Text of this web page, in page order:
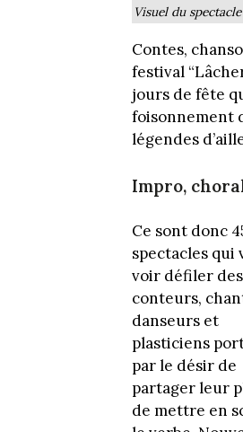
Visuel du
Contes,
festival
jours de fête
foisonnement
légendes
Impro,
Ce sont donc
spectacles qui
voir défiler des
conteurs,
danseurs et
plasticiens
par le désir de
partager leur
de mettre en